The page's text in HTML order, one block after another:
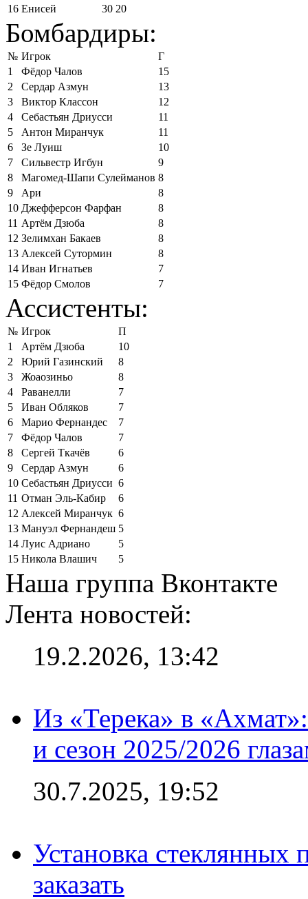
16 Енисей 30 20
Бомбардиры:
№ Игрок
Г
1
Фёдор Чалов
15
2
Сердар Азмун
13
3
Виктор Классон
12
4
Себастьян Дриусси
11
5
Антон Миранчук
11
6
Зе Луиш
10
7
Сильвестр Игбун
9
8
Магомед-Шапи Сулейманов 8
9
Ари
8
10 Джефферсон Фарфан
8
11 Артём Дзюба
8
12 Зелимхан Бакаев
8
13 Алексей Сутормин
8
14 Иван Игнатьев
7
15 Фёдор Смолов 7
Ассистенты:
№ Игрок
П
1
Артём Дзюба
10
2
Юрий Газинский
8
3
Жоаозиньо
8
4
Раванелли
7
5
Иван Обляков
7
6
Марио Фернандес
7
7
Фёдор Чалов
7
8
Сергей Ткачёв
6
9
Сердар Азмун
6
10 Себастьян Дриусси 6
11 Отман Эль-Кабир
6
12 Алексей Миранчук 6
13 Мануэл Фернандеш 5
14 Луис Адриано
5
15 Никола Влашич 5
Наша группа Вконтакте
Лента новостей:
19.2.2026, 13:42
Из «Терека» в
и сезон 2025/2026
30.7.2025, 19:52
Установка стеклянных
заказать